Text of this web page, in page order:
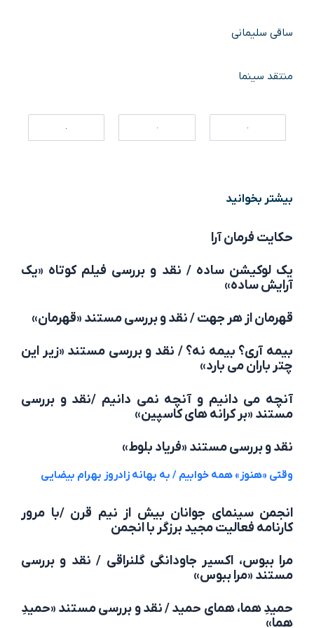
ساقی سلیمانی
منتقد سینما
بیشتر بخوانید
حکایت فرمان آرا
یک لوکیشن ساده / نقد و بررسی فیلم کوتاه «یک
آرایش ساده»
قهرمان از هر جهت / نقد و بررسی مستند «قهرمان»
بیمه آری؟ بیمه نه؟ / نقد و بررسی مستند «زیر این
چتر باران می بارد»
آنچه می دانیم و آنچه نمی دانیم /نقد و بررسی
مستند «بر کرانه های کاسپین»
نقد و بررسی مستند «فریاد بلوط»
وقتی «هنوز» همه خوابیم / به بهانه زادروز بهرام بیضایی
انجمن سینمای جوانان بیش از نیم قرن /با مرور
کارنامه فعالیت مجید برزگر با انجمن
مرا ببوس، اکسیر جاودانگی گلنراقی / نقد و بررسی
مستند «مرا ببوس»
حمیدِ هما، همای حمید / نقد و بررسی مستند «حمیدِ
هما»